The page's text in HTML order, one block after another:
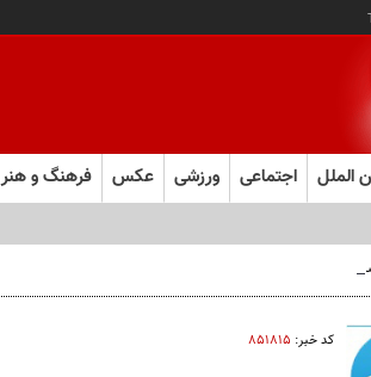
الملل اجتماعی ورزشی عکس فرهنگ و هنر
کد خبر: ۸۵۱۸۱۵